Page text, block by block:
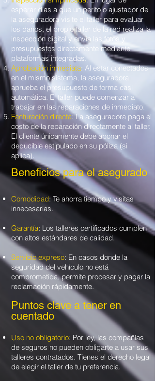
esperar días a que un perito o ajustador de
la aseguradora visite el taller para evaluar
los daños, el propio taller de la red realiza la
inspección digital y envía las fotos y
presupuestos directamente mediante
plataformas integradas.
Aprobación inmediata: Al estar conectados
en el mismo sistema, la aseguradora
aprueba el presupuesto de forma casi
automática. El taller puede comenzar a
trabajar en las reparaciones de inmediato.
Facturación directa: La aseguradora paga el
costo de la reparación directamente al taller.
El cliente únicamente debe abonar el
deducible estipulado en su póliza (si
aplica).
Beneficios para el asegurado
Comodidad: Te ahorra tiempo y visitas
innecesarias.
Garantía: Los talleres certificados cumplen
con altos estándares de calidad.
Servicio expreso: En casos donde la
seguridad del vehículo no está
comprometida, permite procesar y pagar la
reclamación rápidamente.
Puntos clave a tener en
cuentado
Uso no obligatorio: Por ley, las compañías
de seguros no pueden obligarte a usar sus
talleres contratados. Tienes el derecho legal
de elegir el taller de tu preferencia.